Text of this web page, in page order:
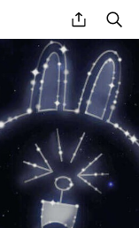
share